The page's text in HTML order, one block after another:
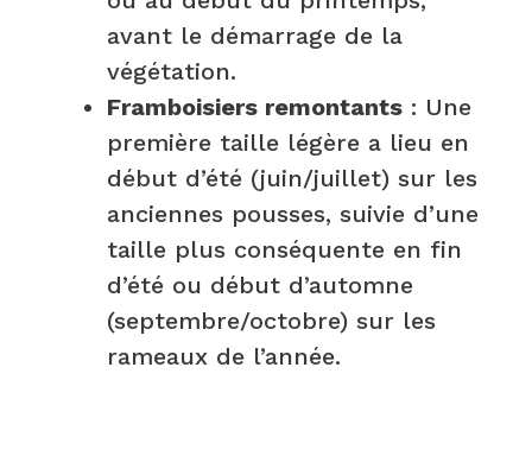
avant le démarrage de la
végétation.
Framboisiers remontants : Une
première taille légère a lieu en
début d’été (juin/juillet) sur les
anciennes pousses, suivie d’une
taille plus conséquente en fin
d’été ou début d’automne
(septembre/octobre) sur les
rameaux de l’année.